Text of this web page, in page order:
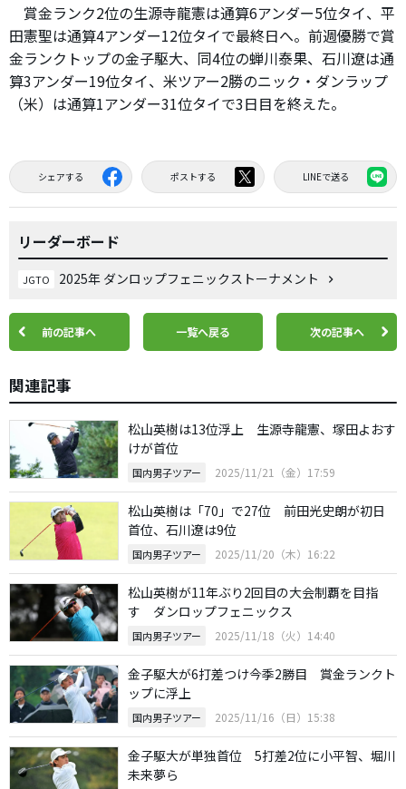
賞金ランク2位の生源寺龍憲は通算6アンダー5位タイ、平
田憲聖は通算4アンダー12位タイで最終日へ。前週優勝で賞
金ランクトップの金子駆大、同4位の蝉川泰果、石川遼は通
算3アンダー19位タイ、米ツアー2勝のニック・ダンラップ
（米）は通算1アンダー31位タイで3日目を終えた。
シェアする ポストする LINEで送る
リーダーボード
JGTO 2025年 ダンロップフェニックストーナメント
前の記事へ 一覧へ戻る 次の記事へ
関連記事
松山英樹は13位浮上 生源寺龍憲、塚田よおす
けが首位
国内男子ツアー 2025/11/21（金）17:59
松山英樹は「70」で27位 前田光史朗が初日
首位、石川遼は9位
国内男子ツアー 2025/11/20（木）16:22
松山英樹が11年ぶり2回目の大会制覇を目指
す ダンロップフェニックス
国内男子ツアー 2025/11/18（火）14:40
金子駆大が6打差つけ今季2勝目 賞金ランクト
ップに浮上
国内男子ツアー 2025/11/16（日）15:38
金子駆大が単独首位 5打差2位に小平智、堀川
未来夢ら